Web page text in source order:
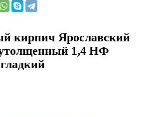
кирпич Ярославский
1,4 НФ